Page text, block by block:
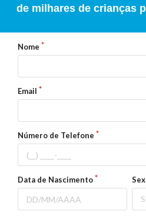
de milhares de crianças
Nome
Email
Número de Telefone
Data de Nascimento